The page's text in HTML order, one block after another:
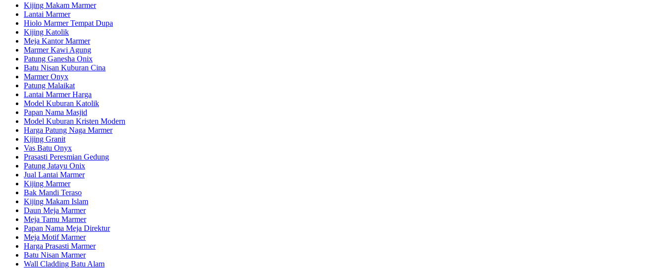
Kijing Makam Marmer
Lantai Marmer
Hiolo Marmer Tempat Dupa
Kijing Katolik
Meja Kantor Marmer
Marmer Kawi Agung
Patung Ganesha Onix
Batu Nisan Kuburan Cina
Marmer Onyx
Patung Malaikat
Lantai Marmer Harga
Model Kuburan Katolik
Papan Nama Masjid
Model Kuburan Kristen Modern
Harga Patung Naga Marmer
Kijing Granit
Vas Batu Onyx
Prasasti Peresmian Gedung
Patung Jatayu Onix
Jual Lantai Marmer
Kijing Marmer
Bak Mandi Teraso
Kijing Makam Islam
Daun Meja Marmer
Meja Tamu Marmer
Papan Nama Meja Direktur
Meja Motif Marmer
Harga Prasasti Marmer
Batu Nisan Marmer
Wall Cladding Batu Alam